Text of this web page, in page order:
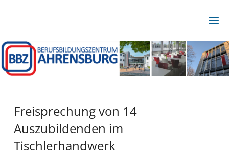
BZ
A
HR
B
R
Freisprechung von 14
Auszubildenden im
Tischlerhandwerk